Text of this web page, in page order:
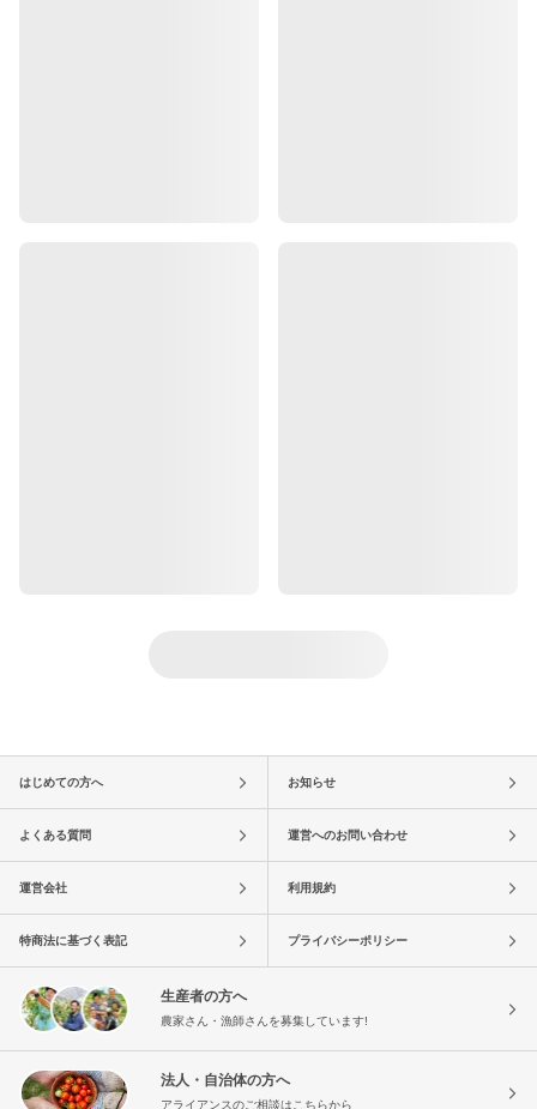
はじめての方へ お知らせ
よくある質問 運営へのお問い合わせ
運営会社 利用規約
特商法に基づく表記 プライバシーポリシー
生産者の方へ
農家さん・漁師さんを募集しています!
法人・自治体の方へ
アライアンスのご相談はこちらから